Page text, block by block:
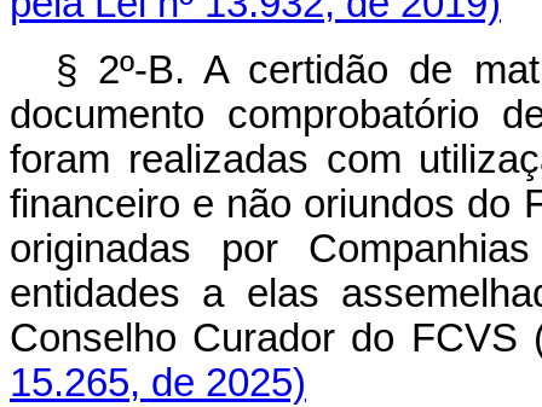
§ 2º-B. A certidão de
documento comprobatório
foram realizadas com
financeiro e não oriundos do
originadas por
entidades a elas
Conselho Curador do
15.265, de 2025)